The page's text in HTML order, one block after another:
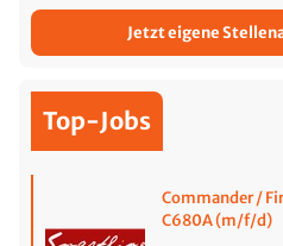
Jetzt eigene
Top-Jobs
Commander /
C680A (m/f/d)